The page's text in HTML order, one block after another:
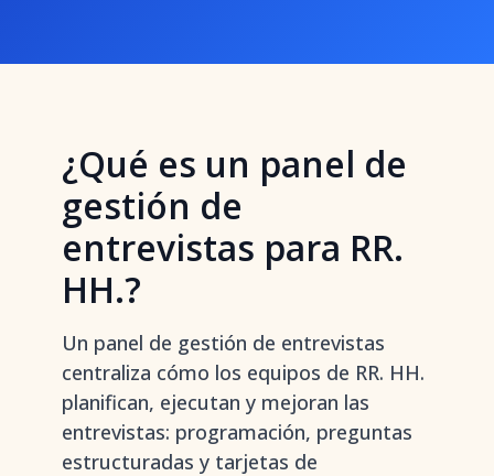
¿Qué es un panel de
gestión de
entrevistas para RR.
HH.?
Un panel de gestión de entrevistas
centraliza cómo los equipos de RR. HH.
planifican, ejecutan y mejoran las
entrevistas: programación, preguntas
estructuradas y tarjetas de